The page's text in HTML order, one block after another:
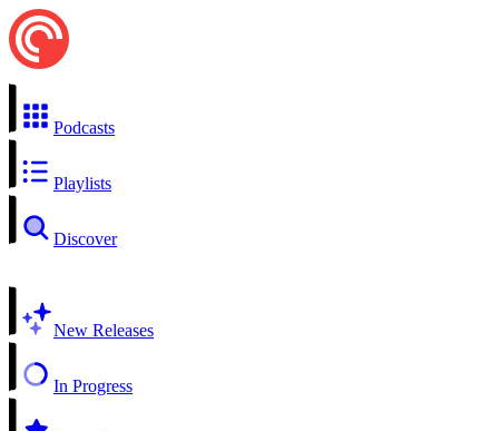
Podcasts
Playlists
Discover
New Releases
In Progress